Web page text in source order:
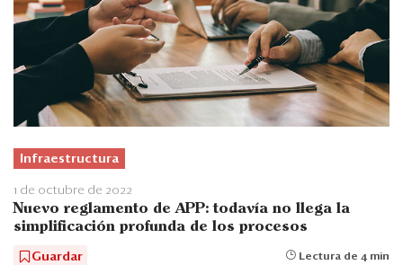
Infraestructura
1 de octubre de 2022
Nuevo reglamento de APP: todavía no llega la
simplificación profunda de los procesos
Guardar Lectura de 4 min